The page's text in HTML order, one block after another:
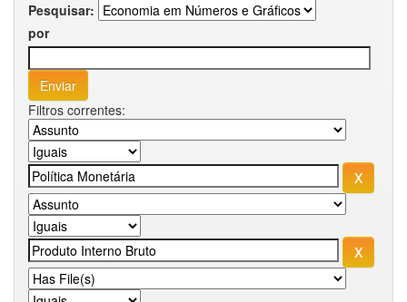
Pesquisar:
por
Filtros correntes: